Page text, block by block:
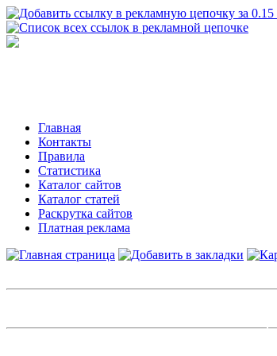
Главная
Контакты
Правила
Статистика
Каталог сайтов
Каталог статей
Раскрутка сайтов
Платная реклама